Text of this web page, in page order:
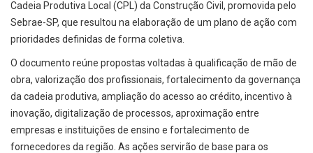
Cadeia Produtiva Local (CPL) da Construção Civil, promovida pelo
Sebrae-SP, que resultou na elaboração de um plano de ação com
prioridades definidas de forma coletiva.
O documento reúne propostas voltadas à qualificação de mão de
obra, valorização dos profissionais, fortalecimento da governança
da cadeia produtiva, ampliação do acesso ao crédito, incentivo à
inovação, digitalização de processos, aproximação entre
empresas e instituições de ensino e fortalecimento de
fornecedores da região. As ações servirão de base para os